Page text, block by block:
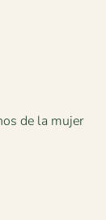
de la mujer